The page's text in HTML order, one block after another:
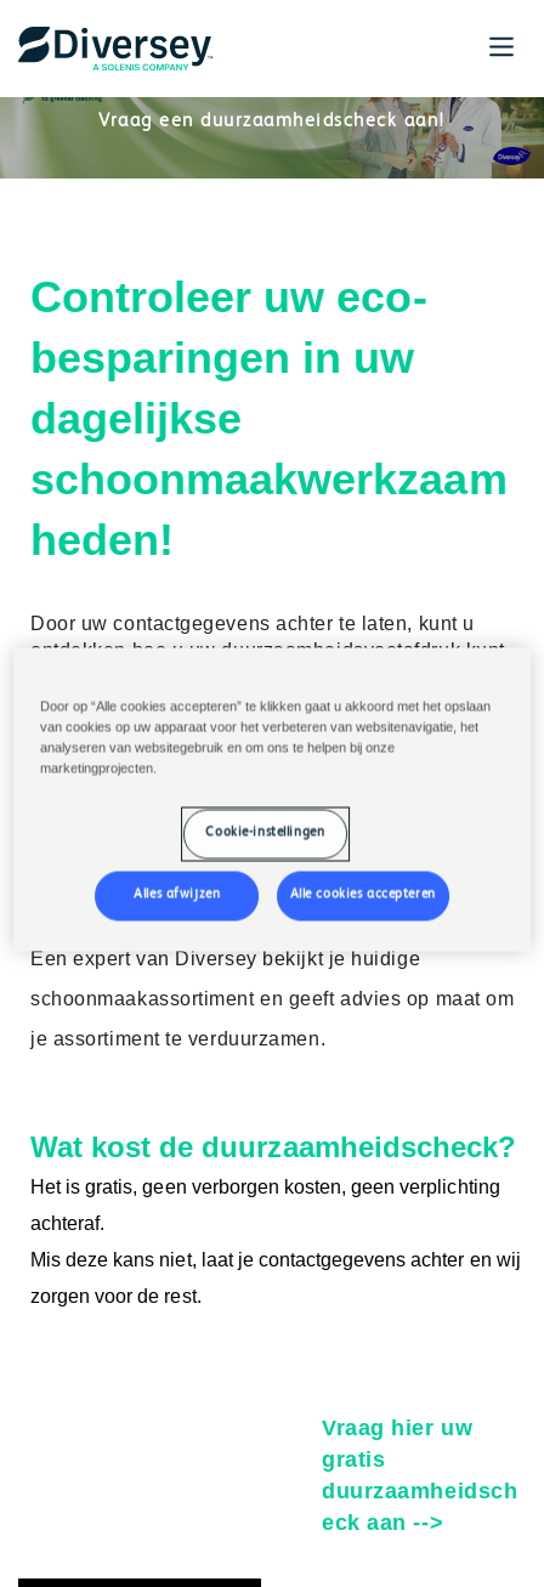
Vraag een duurzaamheidscheck aan!
Controleer uw eco-
besparingen in uw
dagelijkse
schoonmaakwerkzaam
heden!
Door uw contactgegevens achter te laten, kunt u
ontdekken hoe u uw duurzaamheidsvoetafdruk kunt
zal contact met u opnemen en u advies geven over:
Waterbesparing
Energiebesparing
CO2 voetafdruk verminderen
Vermindering van afval
Wat is een duurzaamheidscheck?
Een expert van Diversey bekijkt je huidige
schoonmaakassortiment en geeft advies op maat om
je assortiment te verduurzamen.
Wat kost de duurzaamheidscheck?
Het is gratis, geen verborgen kosten, geen verplichting
achteraf.
Mis deze kans niet, laat je contactgegevens achter en wij
zorgen voor de rest.
Vraag hier uw
gratis
duurzaamheidsch
eck aan -->
Door op “Alle cookies accepteren” te klikken gaat u akkoord met het opslaan
van cookies op uw apparaat voor het verbeteren van websitenavigatie, het
analyseren van websitegebruik en om ons te helpen bij onze
marketingprojecten.
Cookie-instellingen
Alles afwijzen
Alle cookies accepteren